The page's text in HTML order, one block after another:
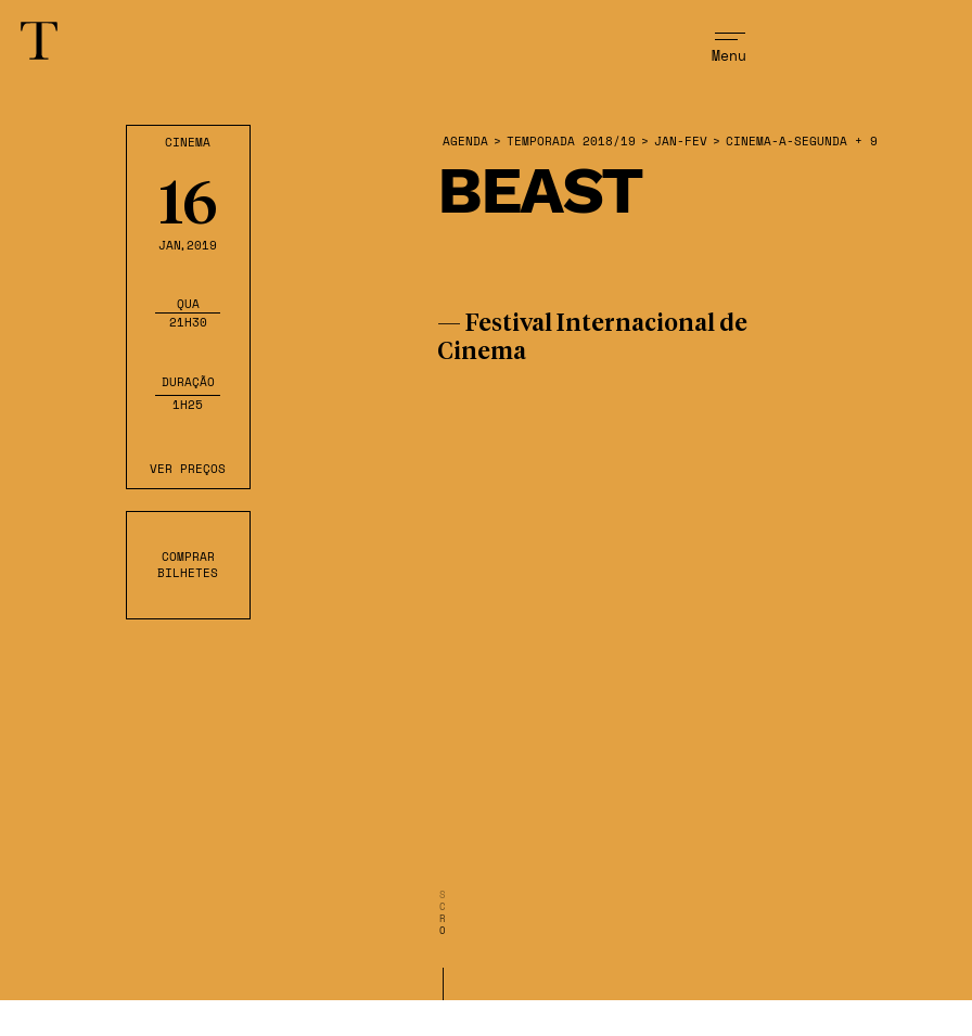
Menu
BEAST
S
C
R
O
CINEMA
16
JAN,2019
QUA
21H30
DURAÇÃO
1H25
VER PREÇOS
COMPRAR
BILHETES
AGENDA > TEMPORADA 2018/19 > JAN-FEV > CINEMA-A-SEGUNDA + 9
— Festival Internacional de
Cinema